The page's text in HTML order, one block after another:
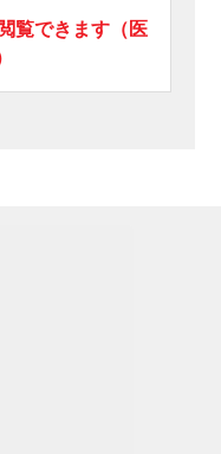
覧できます（医